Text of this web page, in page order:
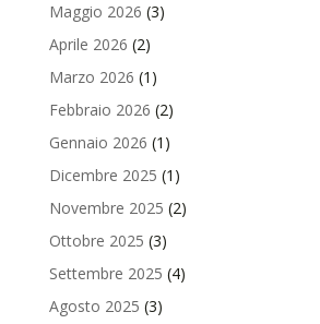
Maggio 2026 (3)
Aprile 2026 (2)
Marzo 2026 (1)
Febbraio 2026 (2)
Gennaio 2026 (1)
Dicembre 2025 (1)
Novembre 2025 (2)
Ottobre 2025 (3)
Settembre 2025 (4)
Agosto 2025 (3)